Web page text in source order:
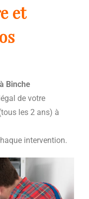
et
Binche
de votre
les 2 ans) à
intervention.